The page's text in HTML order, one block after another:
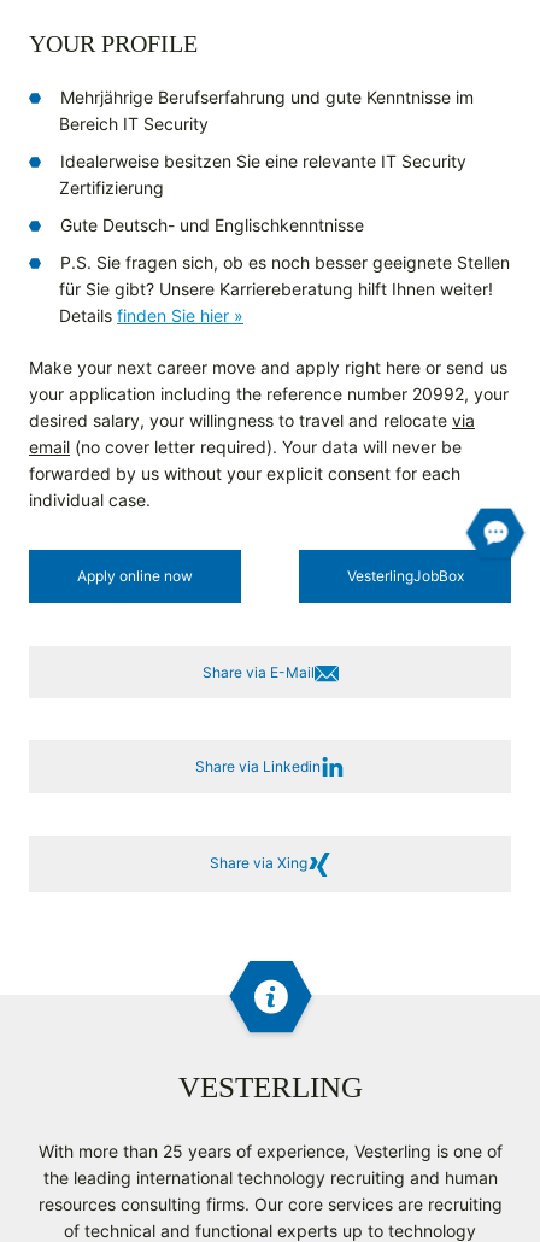
YOUR PROFILE
Mehrjährige Berufserfahrung und gute Kenntnisse im
Bereich IT Security
Idealerweise besitzen Sie eine relevante IT Security
Zertifizierung
Gute Deutsch- und Englischkenntnisse
P.S. Sie fragen sich, ob es noch besser geeignete Stellen
für Sie gibt? Unsere Karriereberatung hilft Ihnen weiter!
Details finden Sie hier »
Make your next career move and apply right here or send us
your application including the reference number 20992, your
desired salary, your willingness to travel and relocate via
email (no cover letter required). Your data will never be
forwarded by us without your explicit consent for each
individual case.
Apply online now Vesterling­JobBox
Share via E-Mail
Share via Linkedin
Share via Xing
VESTERLING
With more than 25 years of experience, Vesterling is one of
the leading international technology recruiting and human
resources consulting firms. Our core services are recruiting
of technical and functional experts up to technology